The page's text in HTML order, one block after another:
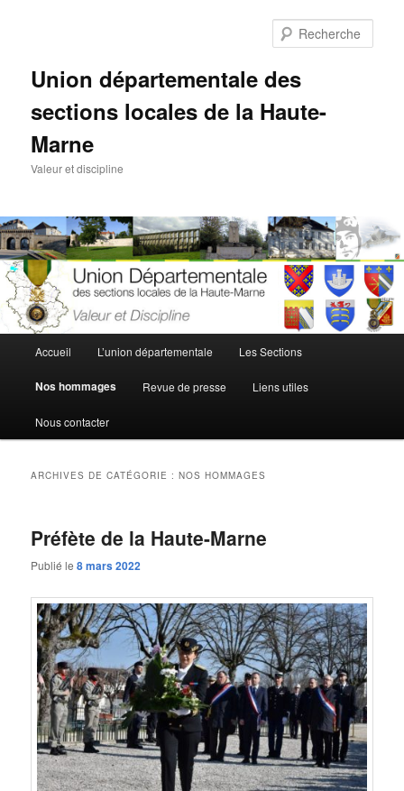
Union départementale des
sections locales de la Haute-
Marne
Valeur et discipline
principal
Accueil L’union départementale Les Sections
Nos hommages Revue de presse Liens utiles
Nous contacter
ARCHIVES DE CATÉGORIE :NOS HOMMAGES
Préfète de la Haute-Marne
Publié le8 mars 2022